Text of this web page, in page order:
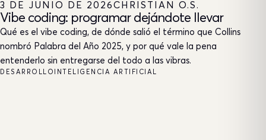
3 DE JUNIO DE 2026CHRISTIAN O.S.
Vibe coding: programar dejándote llevar
Qué es el vibe coding, de dónde salió el término que Collins
nombró Palabra del Año 2025, y por qué vale la pena
entenderlo sin entregarse del todo a las vibras.
DESARROLLO INTELIGENCIA ARTIFICIAL